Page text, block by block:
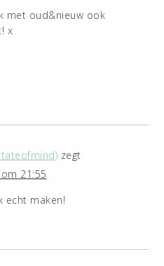
met oud&nieuw ook
x
zegt
21:55
echt maken!